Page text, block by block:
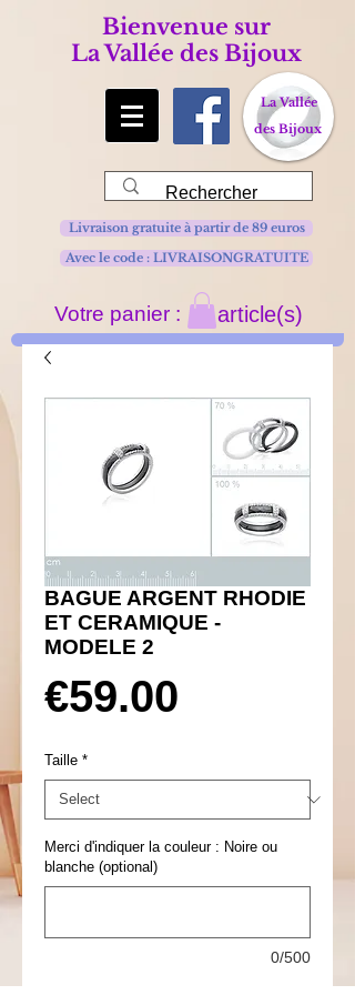
Bienvenue sur
La Vallée des Bijoux
La Vallée
des Bijoux
Avec le code : LIVRAISONGRATUITE
Livraison gratuite à partir de 89 euros
Votre panier : article(s)
BAGUE ARGENT RHODIE
ET CERAMIQUE -
MODELE 2
€59.00
Taille *
Merci d'indiquer la couleur : Noire ou
blanche (optional)
0/500